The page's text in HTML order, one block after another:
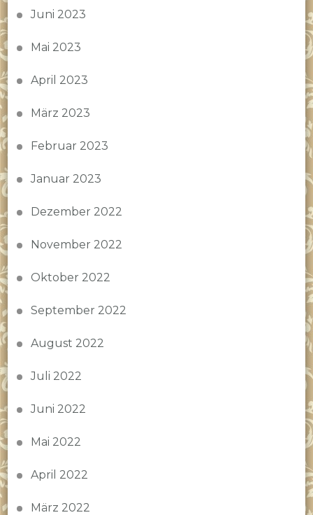
Juni 2023
Mai 2023
April 2023
März 2023
Februar 2023
Januar 2023
Dezember 2022
November 2022
Oktober 2022
September 2022
August 2022
Juli 2022
Juni 2022
Mai 2022
April 2022
März 2022